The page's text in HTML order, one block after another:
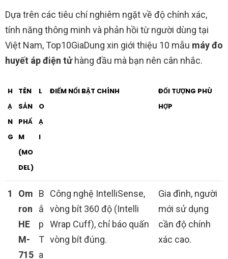
Dựa trên các tiêu chí nghiêm ngặt về độ chính xác,
tính năng thông minh và phản hồi từ người dùng tại
Việt Nam, Top10GiaDung xin giới thiệu 10 mẫu máy đo
huyết áp điện tửhàng đầu mà bạn nên cân nhắc.
H
Ạ
N
G
TÊN
SẢN
PHẨ
M
(MO
DEL)
L
O
Ạ
I
ĐIỂM NỔI BẬT CHÍNH
ĐỐI TƯỢNG PHÙ
HỢP
1
Om
ron
HE
M-
715
B
ắ
p
T
a
Công nghệ IntelliSense,
vòng bít 360 độ (Intelli
Wrap Cuff), chỉ báo quấn
vòng bít đúng.
Gia đình, người
mới sử dụng
cần độ chính
xác cao.